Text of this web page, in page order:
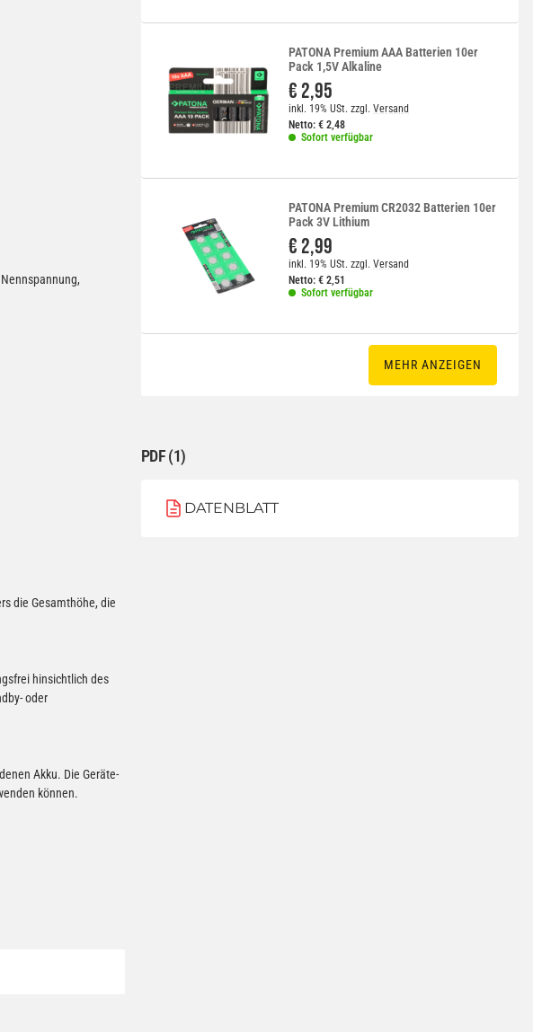
die Gesamthöhe, die
hinsichtlich des
oder
Akku. Die Geräte-
können.
PATONA Premium AAA Batterien 10er
Pack 1,5V Alkaline
€ 2,95
inkl. 19% USt. zzgl.Versand
Netto: €2,48
Sofort verfügbar
PATONA Premium CR2032 Batterien 10er
Pack 3V Lithium
€ 2,99
inkl. 19% USt. zzgl.Versand
Netto: €2,51
Sofort verfügbar
MEHR ANZEIGEN
PDF (1)
DATENBLATT